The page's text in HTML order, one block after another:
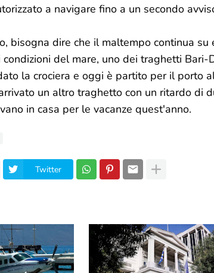
a navigare fino a un secondo
bisogna dire che il maltempo continua
del mare, uno dei traghetti Bari-
la crociera e oggi è partito per il porto
un altro traghetto con un ritardo di
in casa per le vacanze quest'anno.
Twitter